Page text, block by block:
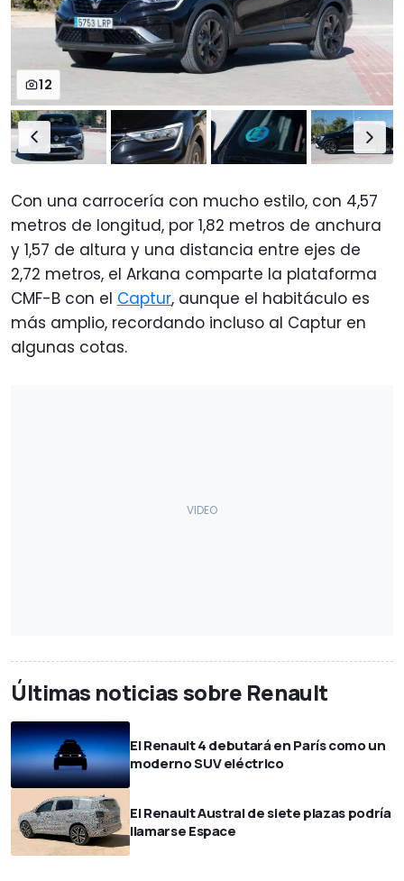
12
Con una carrocería con mucho estilo, con 4,57
metros de longitud, por 1,82 metros de anchura
y 1,57 de altura y una distancia entre ejes de
2,72 metros, el Arkana comparte la plataforma
CMF-B con el Captur, aunque el habitáculo es
más amplio, recordando incluso al Captur en
algunas cotas.
Últimas noticias sobre Renault
El Renault 4 debutará en París como un
moderno SUV eléctrico
El Renault Austral de siete plazas podría
llamarse Espace